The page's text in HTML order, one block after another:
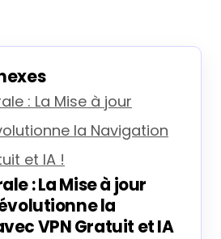
: La Mise à jour
la
VPN Gratuit et IA